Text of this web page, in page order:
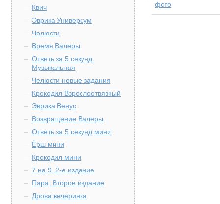
Квич
Эврика Универсум
Челюсти
Время Валеры
Ответь за 5 секунд.
Музыкальная
Челюсти новые задания
Крокодил Взрослоотвязный
Эврика Венус
Возвращение Валеры
Ответь за 5 секунд мини
Ёрш мини
Крокодил мини
7 на 9. 2-е издание
Пара. Второе издание
Дрова вечеринка
фото